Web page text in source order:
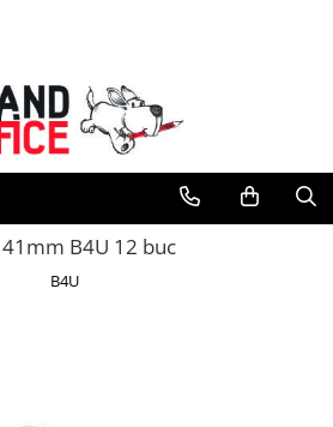
hartie
41mm B4U 12 buc
B4U